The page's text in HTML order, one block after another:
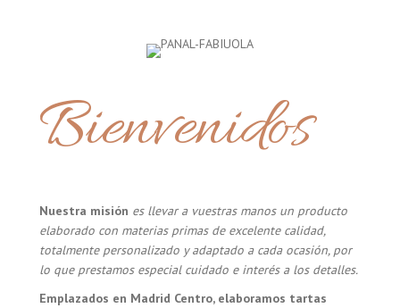
Bienvenidos
Nuestra misión es llevar a vuestras manos un producto
elaborado con materias primas de excelente calidad,
totalmente personalizado y adaptado a cada ocasión, por
lo que prestamos especial cuidado e interés a los detalles.
Emplazados en Madrid Centro, elaboramos tartas